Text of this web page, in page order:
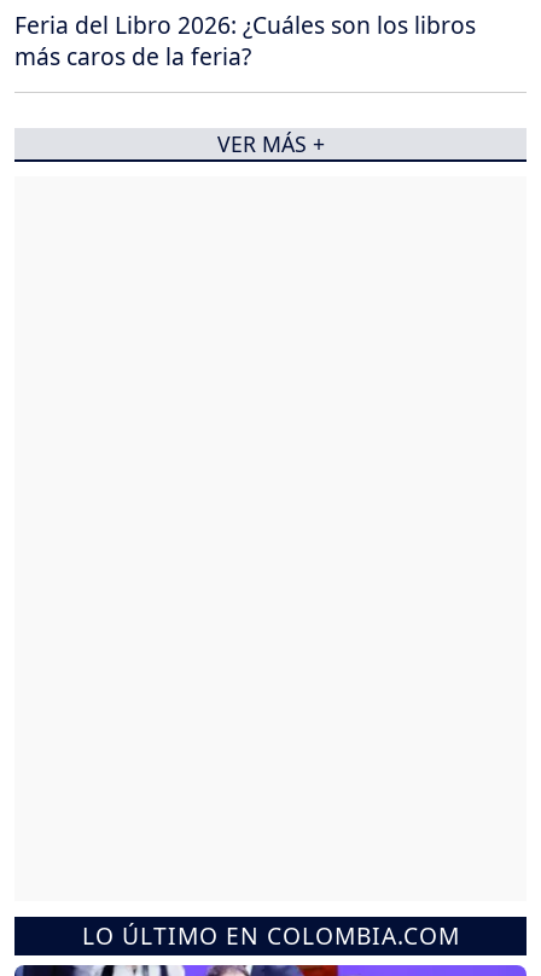
LO ÚLTIMO EN COLOMBIA.COM
Feria del Libro 2026: ¿Cuáles son los libros
más caros de la feria?
VER MÁS +